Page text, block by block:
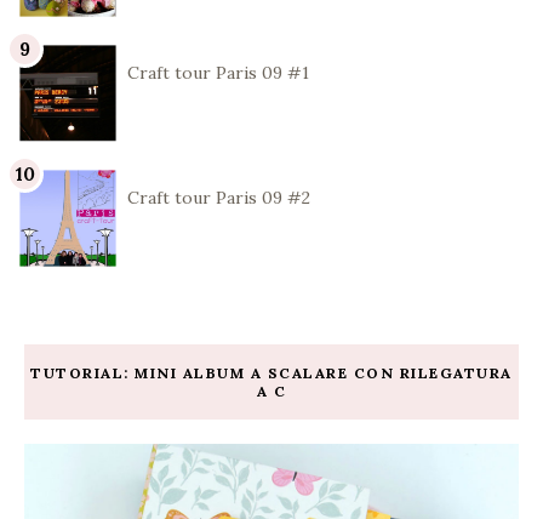
Craft tour Paris 09 #1
Craft tour Paris 09 #2
TUTORIAL: MINI ALBUM A SCALARE CON RILEGATURA
A C